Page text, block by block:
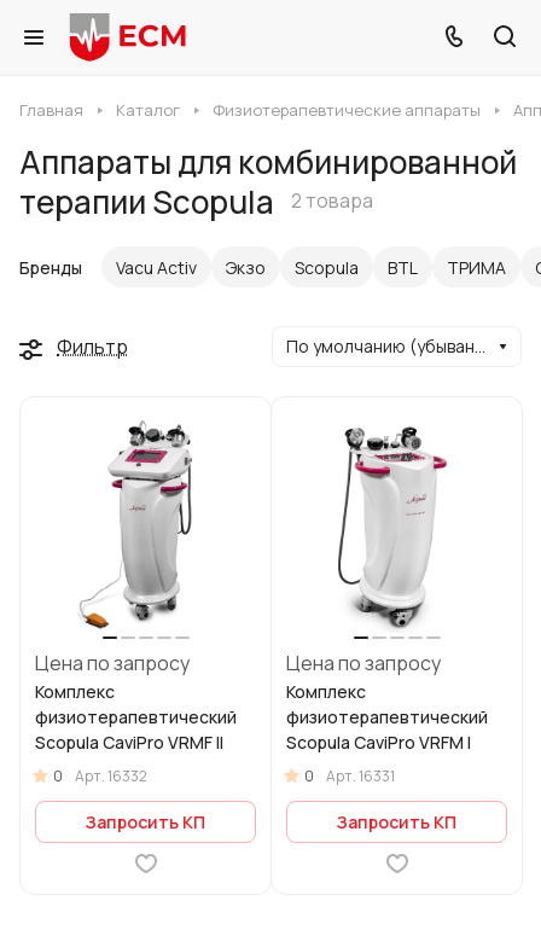
Главная Каталог Физиотерапевтические аппараты
Аппараты для комбинированной
терапии Scopula
2 товара
Бренды Vacu Activ Экзо Scopula BTL ТРИМА
Фильтр По умолчанию (убывание)
Цена по запросу
Комплекс
физиотерапевтический
Scopula CaviPro VRMF II
0 Арт.16332
Запросить КП
Цена по запросу
Комплекс
физиотерапевтический
Scopula CaviPro VRFM I
0 Арт.16331
Запросить КП